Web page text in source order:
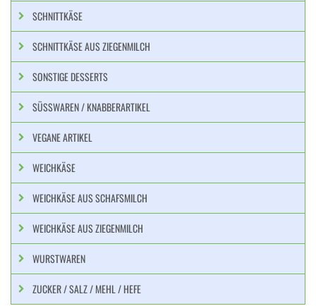
SCHNITTKÄSE
SCHNITTKÄSE AUS ZIEGENMILCH
SONSTIGE DESSERTS
SÜSSWAREN / KNABBERARTIKEL
VEGANE ARTIKEL
WEICHKÄSE
WEICHKÄSE AUS SCHAFSMILCH
WEICHKÄSE AUS ZIEGENMILCH
WURSTWAREN
ZUCKER / SALZ / MEHL / HEFE